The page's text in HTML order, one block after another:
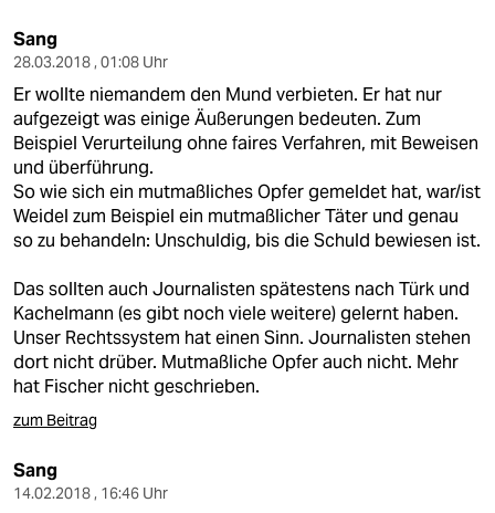
Sang
28.03.2018 , 01:08 Uhr
Er wollte niemandem den Mund verbieten. Er hat nur
aufgezeigt was einige Äußerungen bedeuten. Zum
Beispiel Verurteilung ohne faires Verfahren, mit Beweisen
und überführung.
So wie sich ein mutmaßliches Opfer gemeldet hat, war/ist
Weidel zum Beispiel ein mutmaßlicher Täter und genau
so zu behandeln: Unschuldig, bis die Schuld bewiesen ist.
Das sollten auch Journalisten spätestens nach Türk und
Kachelmann (es gibt noch viele weitere) gelernt haben.
Unser Rechtssystem hat einen Sinn. Journalisten stehen
dort nicht drüber. Mutmaßliche Opfer auch nicht. Mehr
hat Fischer nicht geschrieben.
zum Beitrag
Sang
14.02.2018 , 16:46 Uhr